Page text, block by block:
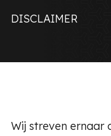
DISCLAIMER
Wij streven ernaar